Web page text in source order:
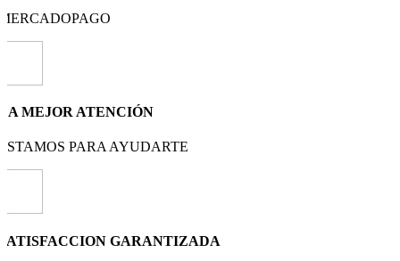
MEJOR ATENCIÓN
PARA AYUDARTE
GARANTIZADA